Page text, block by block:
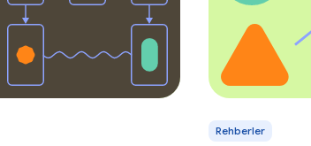
Rehberler